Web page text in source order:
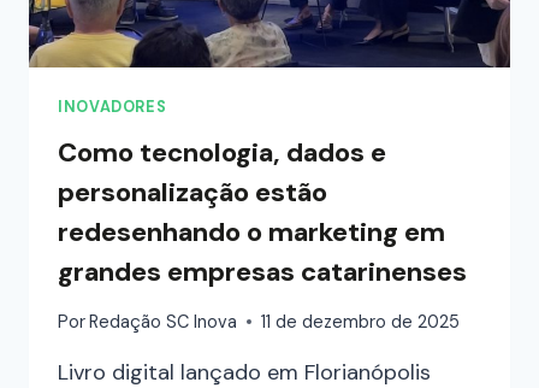
INOVADORES
Como tecnologia, dados e
personalização estão
redesenhando o marketing em
grandes empresas catarinenses
PorRedação SC Inova 11 de dezembro de 2025
Livro digital lançado em Florianópolis